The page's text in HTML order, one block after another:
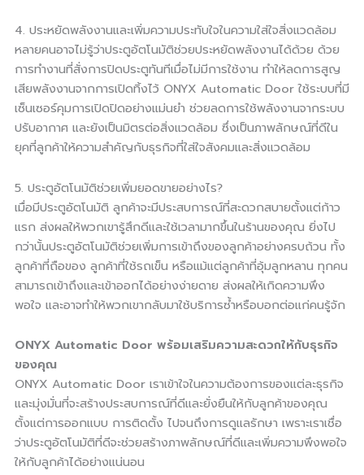
4. ประหยัดพลังงานและเพิ่มความประทับใจในความใส่ใจสิ่งแวดล้อม
หลายคนอาจไม่รู้ว่าประตูอัตโนมัติช่วยประหยัดพลังงานได้ด้วย ด้วย
การทำงานที่สั่งการปิดประตูทันทีเมื่อไม่มีการใช้งาน ทำให้ลดการสูญ
เสียพลังงานจากการเปิดทิ้งไว้ ONYX Automatic Door ใช้ระบบที่มี
เซ็นเซอร์คุมการเปิดปิดอย่างแม่นยำ ช่วยลดการใช้พลังงานจากระบบ
ปรับอากาศ และยังเป็นมิตรต่อสิ่งแวดล้อม ซึ่งเป็นภาพลักษณ์ที่ดีใน
ยุคที่ลูกค้าให้ความสำคัญกับธุรกิจที่ใส่ใจสังคมและสิ่งแวดล้อม
5. ประตูอัตโนมัติช่วยเพิ่มยอดขายอย่างไร?
เมื่อมีประตูอัตโนมัติ ลูกค้าจะมีประสบการณ์ที่สะดวกสบายตั้งแต่ก้าว
แรก ส่งผลให้พวกเขารู้สึกดีและใช้เวลามากขึ้นในร้านของคุณ ยิ่งไป
กว่านั้นประตูอัตโนมัติช่วยเพิ่มการเข้าถึงของลูกค้าอย่างครบถ้วน ทั้ง
ลูกค้าที่ถือของ ลูกค้าที่ใช้รถเข็น หรือแม้แต่ลูกค้าที่อุ้มลูกหลาน ทุกคน
สามารถเข้าถึงและเข้าออกได้อย่างง่ายดาย ส่งผลให้เกิดความพึง
พอใจ และอาจทำให้พวกเขากลับมาใช้บริการซ้ำหรือบอกต่อแก่คนรู้จัก
ONYX Automatic Door พร้อมเสริมความสะดวกให้กับธุรกิจ
ของคุณ
ONYX Automatic Door เราเข้าใจในความต้องการของแต่ละธุรกิจ
และมุ่งมั่นที่จะสร้างประสบการณ์ที่ดีและยั่งยืนให้กับลูกค้าของคุณ
ตั้งแต่การออกแบบ การติดตั้ง ไปจนถึงการดูแลรักษา เพราะเราเชื่อ
ว่าประตูอัตโนมัติที่ดีจะช่วยสร้างภาพลักษณ์ที่ดีและเพิ่มความพึงพอใจ
ให้กับลูกค้าได้อย่างแน่นอน